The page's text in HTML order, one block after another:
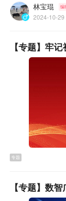
达2万元。什
以申请以旧换
旧换新（报废
大家期待已久
林宝琨 编
2024-10-29
【专题】牢
专题
【专题】数